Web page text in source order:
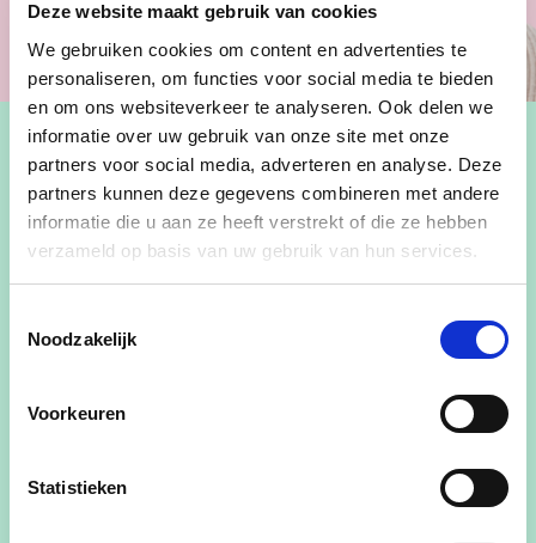
Deze website maakt gebruik van cookies
We gebruiken cookies om content en advertenties te
personaliseren, om functies voor social media te bieden
en om ons websiteverkeer te analyseren. Ook delen we
informatie over uw gebruik van onze site met onze
partners voor social media, adverteren en analyse. Deze
partners kunnen deze gegevens combineren met andere
informatie die u aan ze heeft verstrekt of die ze hebben
verzameld op basis van uw gebruik van hun services.
Noodzakelijk
Voorkeuren
Statistieken
Auteur, blogger en spreker over sociale en
zakelijke etiquette
Contact
8000 Brugge